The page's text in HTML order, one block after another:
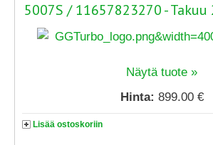
5007S / 11657823270 -
Näytä tuote »
Hinta: 899.00 €
Lisää ostoskoriin